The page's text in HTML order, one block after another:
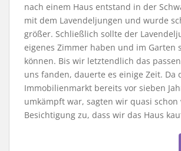
nach einem Haus entstand in der
mit dem Lavendeljungen und wurde
größer. Schließlich sollte der
eigenes Zimmer haben und im Garten
können. Bis wir letztendlich das
uns fanden, dauerte es einige Zeit. Da
Immobilienmarkt bereits vor sieben
umkämpft war, sagten wir quasi schon
Besichtigung zu, dass wir das Haus